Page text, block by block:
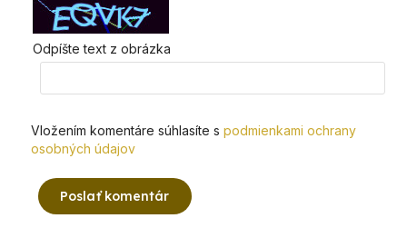
Odpíšte text z obrázka
Vložením komentáre súhlasíte s podmienkami ochrany
osobných údajov
Poslať komentár